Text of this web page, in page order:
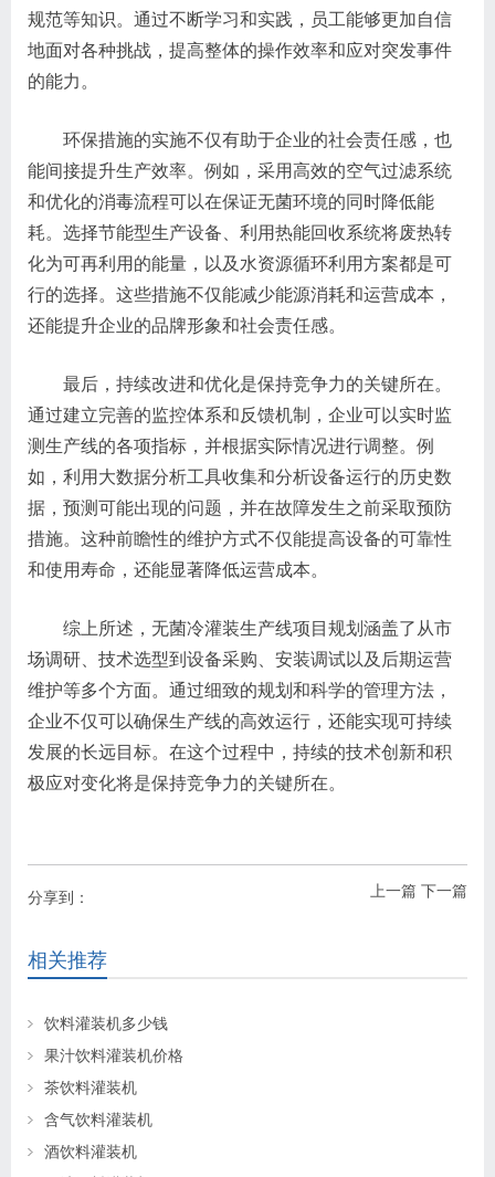
规范等知识。通过不断学习和实践，员工能够更加自信
地面对各种挑战，提高整体的操作效率和应对突发事件
的能力。
环保措施的实施不仅有助于企业的社会责任感，也
能间接提升生产效率。例如，采用高效的空气过滤系统
和优化的消毒流程可以在保证无菌环境的同时降低能
耗。选择节能型生产设备、利用热能回收系统将废热转
化为可再利用的能量，以及水资源循环利用方案都是可
行的选择。这些措施不仅能减少能源消耗和运营成本，
还能提升企业的品牌形象和社会责任感。
最后，持续改进和优化是保持竞争力的关键所在。
通过建立完善的监控体系和反馈机制，企业可以实时监
测生产线的各项指标，并根据实际情况进行调整。例
如，利用大数据分析工具收集和分析设备运行的历史数
据，预测可能出现的问题，并在故障发生之前采取预防
措施。这种前瞻性的维护方式不仅能提高设备的可靠性
和使用寿命，还能显著降低运营成本。
综上所述，无菌冷灌装生产线项目规划涵盖了从市
场调研、技术选型到设备采购、安装调试以及后期运营
维护等多个方面。通过细致的规划和科学的管理方法，
企业不仅可以确保生产线的高效运行，还能实现可持续
发展的长远目标。在这个过程中，持续的技术创新和积
极应对变化将是保持竞争力的关键所在。
上一篇 下一篇
分享到：
相关推荐
饮料灌装机多少钱
果汁饮料灌装机价格
茶饮料灌装机
含气饮料灌装机
酒饮料灌装机